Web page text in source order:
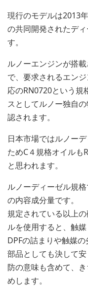
現行のモデルは2013
の共同開発されたデ
す。
ルノーエンジンが搭
で、要求されるエン
応のRN0720という規
スとしてルノー独自
認されます。
日本市場ではルノー
ためC４規格オイルも
と思われます。
ルノーディーゼル規
の内容成分量です。
規定されている以上
ルを使用すると、触媒
DPFの詰まりや触媒の
部品としても決して
防の意味も含めて、
めします。